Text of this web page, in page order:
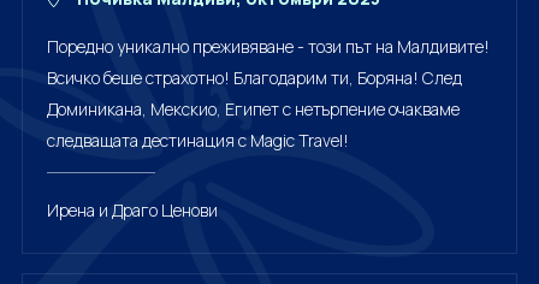
Поредно уникално преживяване - този път на Малдивите!
Всичко беше страхотно! Благодарим ти, Боряна! След
Доминикана, Мекскио, Египет с нетърпение очакваме
следващата дестинация с Magic Travel!
Ирена и Драго Ценови